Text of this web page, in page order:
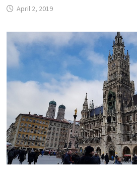
April 2, 2019